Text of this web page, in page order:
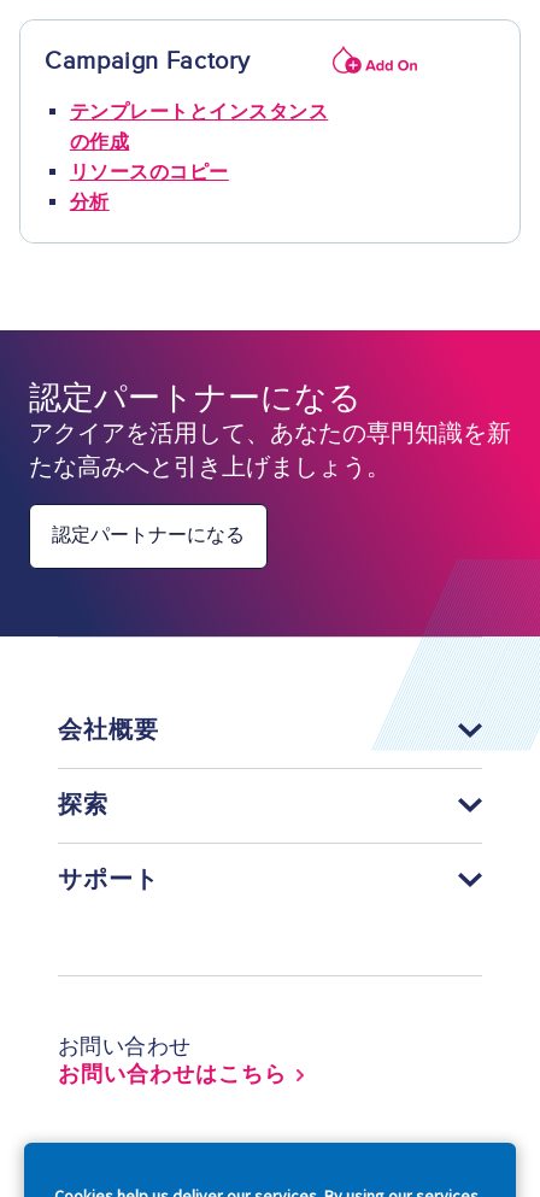
Image
Campaign Factory
テンプレートとインスタンス
の作成
リソースのコピー
分析
認定パートナーになる
アクイアを活用して、あなたの専門知識を新
たな高みへと引き上げましょう。
認定パートナーになる
会社概要
探索
サポート
お問い合わせ
お問い合わせはこちら